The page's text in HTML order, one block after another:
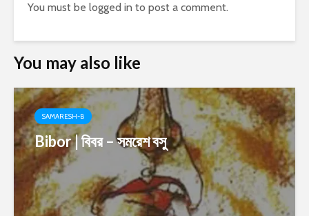
You must be logged in to post a comment.
You may also like
SAMARESH-B
Bibor | বিবর – সমরেশ বসু